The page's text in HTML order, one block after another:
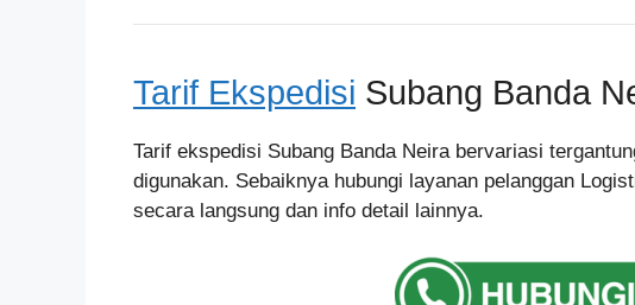
Tarif Ekspedisi Subang Banda
Tarif ekspedisi Subang Banda Neira bervariasi
digunakan. Sebaiknya hubungi layanan pelanggan
secara langsung dan info detail lainnya.